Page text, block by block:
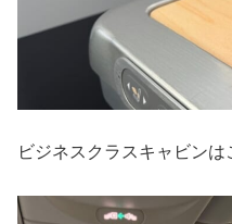
ビジネスクラスキャビンは